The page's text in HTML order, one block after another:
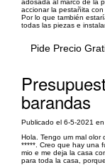
adosada al marco de la
accionar la pestañita
Por lo que también
todas las piezas e
Pide Precio
barandas
Publicado el 6-5-2021
Hola. Tengo um mal
*****. Creo que hay una
mio e me deja la casa
para toda la casa,